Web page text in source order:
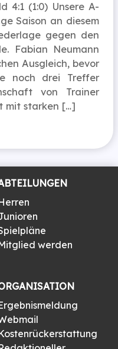
4:1 (1:0) Unsere A-
Saison an diesem
gegen den
Fabian Neumann
Ausgleich, bevor
noch drei Treffer
von Trainer
mit starken […]
werden